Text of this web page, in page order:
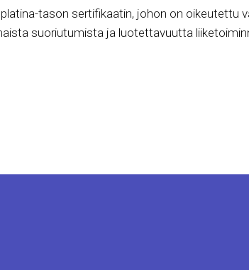
tason sertifikaatin, johon on oikeutettu
suoriutumista ja luotettavuutta